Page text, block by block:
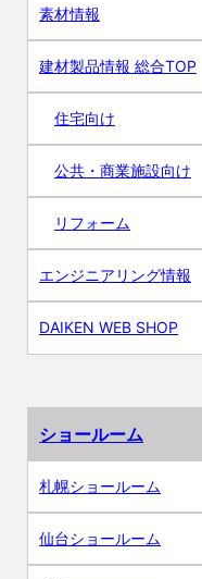
素材情報
建材製品情報 総合TOP
住宅向け
公共・商業施設向け
リフォーム
エンジニアリング情報
DAIKEN WEB SHOP
ショールーム
札幌ショールーム
仙台ショールーム